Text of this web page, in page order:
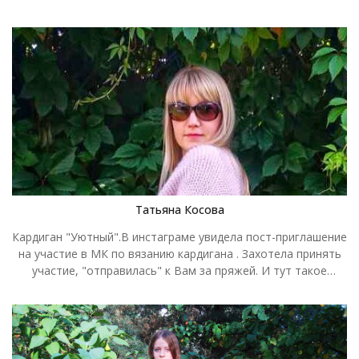
все мои ожидания! Я очень ждала приезда дочери, чтобы
сделать фотографии на конкурс. Надеюсь, что фотографии
дают полное представление о моём первом, и уж точно не
последнем(!), кардигане. Кардиган стал любимой одеждой
моей дочери, виновницы и вдохновительницы моей
большой авантюры. Почему авантюра? Так участие в
конкурсе и есть авантюрная игра! Почему большая?
Потому, что в течение трёх недель (весь мой отпуск!) была
проделана огромная работа от выбора и заказа пряжи,
преодоления сомнений до творческого воплощения своего
один... (Александр Шиленков) В своей работе использовала
пряжу Egitto, цвет светло-бежевый, спицы номер 4, расход
материала 750гр. Размер изделия 46.
Татьяна Косова
Кардиган "Уютный".В инстаграме увидела пост-приглашение
на участие в МК по вязанию кардигана . Захотела принять
участие, "отправилась" к Вам за пряжей. И тут такое
конкурса. Ну как было не принять участие!? Сроки
проведения МК были ограничены, переживала, что пока
получу пряжу, МК будет подходить к концу. Но заказ был
отправлен очень быстро, все успела. Вязала для себя, по